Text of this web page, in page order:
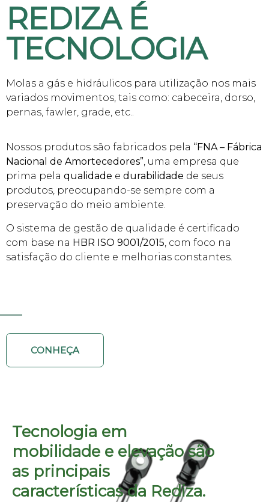
REDIZA É
TECNOLOGIA
Molas a gás e hidráulicos para utilização nos mais
variados movimentos, tais como: cabeceira, dorso,
pernas, fawler, grade, etc..
Nossos produtos são fabricados pela “FNA – Fábrica
Nacional de Amortecedores”, uma empresa que
prima pela qualidade e durabilidade de seus
produtos, preocupando-se sempre com a
preservação do meio ambiente.
O sistema de gestão de qualidade é certificado
com base na HBR ISO 9001/2015 , com foco na
satisfação do cliente e melhorias constantes.
CONHEÇA
Tecnologia em
mobilidade e elevação são
as principais
características da Rediza.